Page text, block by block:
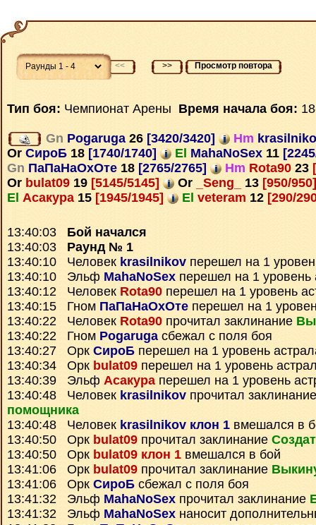
<< >> Просмотр повтора
Тип боя: Чемпионат Арены Время начала боя:
Gn Pogaruga 26 [3420/3420] Hm
Or СироБ 18 [1740/1740] El MahaNoSex 11
Gn ПаПаНаОхОте 18 [2765/2765] Hm Rota90 23
Or bulat09 19 [5145/5145] Or _Seng_ 13 [950/
El Асакура 15 [1945/1945] El veteram 12 [290/
13:40:03 Бой начался
13:40:03 Раунд № 1
13:40:10 Человек krasilnikov перешел на 1
13:40:10 Эльф MahaNoSex перешел на 1 уровень
13:40:12 Человек Rota90 перешел на 1 уровень
13:40:15 Гном ПаПаНаОхОте перешел на 1
13:40:22 Человек Rota90 прочитал заклинание
13:40:22 Гном Pogaruga сбежал с поля боя
13:40:27 Орк СироБ перешел на 1 уровень
13:40:34 Орк bulat09 перешел на 1 уровень
13:40:39 Эльф Асакураперешел на 1 уровень
13:40:48 Человек krasilnikov прочитал
помощника
13:40:48 Человек krasilnikov клон 1 вмешался в
13:40:50 Орк bulat09 прочитал заклинание
13:40:50 Орк bulat09 клон 1 вмешался в бой
13:41:06 Орк bulat09 прочитал заклинание
13:41:06 Орк СироБ сбежал с поля боя
13:41:32 Эльф MahaNoSex прочитал заклинание
13:41:32 Эльф MahaNoSex наносит